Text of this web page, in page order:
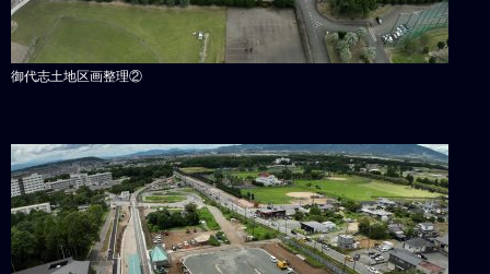
御代志土地区画整理②